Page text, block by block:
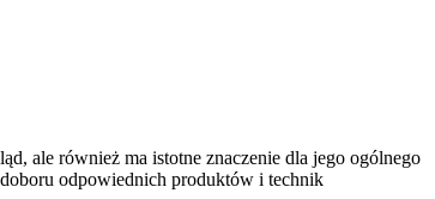
ale również ma istotne znaczenie dla jego ogólnego
odpowiednich produktów i technik